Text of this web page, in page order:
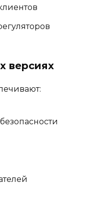
версиях